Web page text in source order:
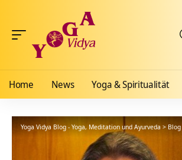
Home News Yoga & Spiritualität
Yoga Vidya Blog - Yoga, Meditation und Ayurveda > Blog